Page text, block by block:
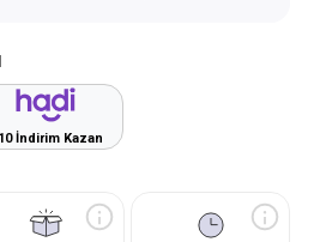
İndirim Kazan